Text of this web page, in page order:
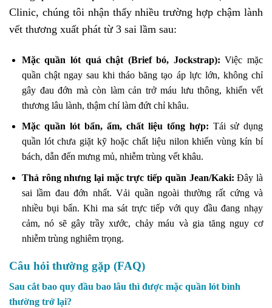
Clinic, chúng tôi nhận thấy nhiều trường hợp chậm lành
vết thương xuất phát từ 3 sai lầm sau:
Mặc quần lót quá chật (Brief bó, Jockstrap): Việc mặc
quần chật ngay sau khi tháo băng tạo áp lực lớn, không chỉ
gây đau đớn mà còn làm cản trở máu lưu thông, khiến vết
thương lâu lành, thậm chí làm đứt chỉ khâu.
Mặc quần lót bẩn, ẩm, chất liệu tổng hợp: Tái sử dụng
quần lót chưa giặt kỹ hoặc chất liệu nilon khiến vùng kín bí
bách, dẫn đến mưng mủ, nhiễm trùng vết khâu.
Thả rông nhưng lại mặc trực tiếp quần Jean/Kaki: Đây là
sai lầm đau đớn nhất. Vải quần ngoài thường rất cứng và
nhiều bụi bẩn. Khi ma sát trực tiếp với quy đầu đang nhạy
cảm, nó sẽ gây trầy xước, chảy máu và gia tăng nguy cơ
nhiễm trùng nghiêm trọng.
Câu hỏi thường gặp (FAQ)
Sau cắt bao quy đầu bao lâu thì được mặc quần lót bình
thường trở lại?